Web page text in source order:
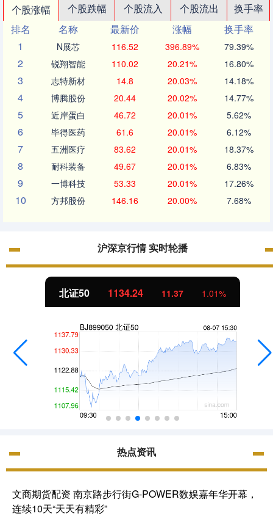
个股涨幅 个股跌幅 个股流入 个股流出
换手率
排名
名称 最新价 涨幅
换手率
1
N展芯 116.52 396.89% 79.39%
2 锐翔智能 110.02 20.21% 16.80%
3 志特新材 14.8 20.03% 14.18%
4 博腾股份 20.44 20.02% 14.77%
5 近岸蛋白 46.72 20.01% 5.62%
6 毕得医药 61.6 20.01% 6.12%
7 五洲医疗 83.62 20.01% 18.37%
8 耐科装备 49.67 20.01% 6.83%
9 一博科技 53.33 20.01% 17.26%
10 方邦股份 146.16 20.00% 7.68%
沪深京行情 实时轮播
北证50 1134.24 11.37 1.01%
热点资讯
文商期货配资 南京路步行街G-POWER数娱嘉年华开幕，
连续10天“天天有精彩”